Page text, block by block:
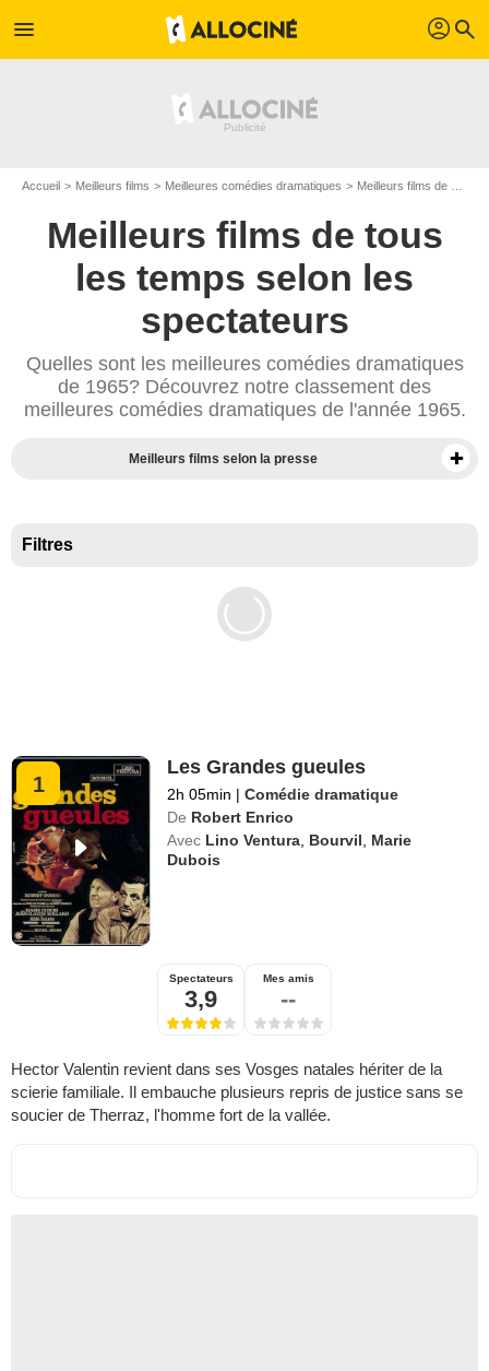
menu profil search
Accueil Meilleurs films Meilleures comédies dramatiques Meilleurs films de 1965
Meilleurs films de tous
les temps selon les
spectateurs
Quelles sont les meilleures comédies dramatiques
de 1965? Découvrez notre classement des
meilleures comédies dramatiques de l'année 1965.
Meilleurs films selon la presse
Filtres
1
Les Grandes gueules
2h 05min | Comédie dramatique
De Robert Enrico
Avec Lino Ventura Bourvil
Marie
Dubois
Spectateurs
3,9
Mes amis
--
Hector Valentin revient dans ses Vosges natales hériter de la
scierie familiale. Il embauche plusieurs repris de justice sans se
soucier de Therraz, l'homme fort de la vallée.